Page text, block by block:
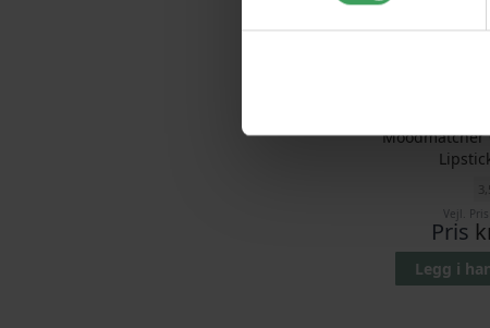
Moodmatcher
Vejl. Pris
Pris
Legg i